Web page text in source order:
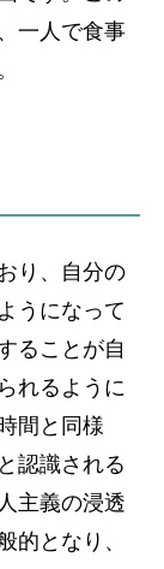
一人で食事
り、自分の
うになって
ることが自
れるように
間と同様
認識される
主義の浸透
的となり、